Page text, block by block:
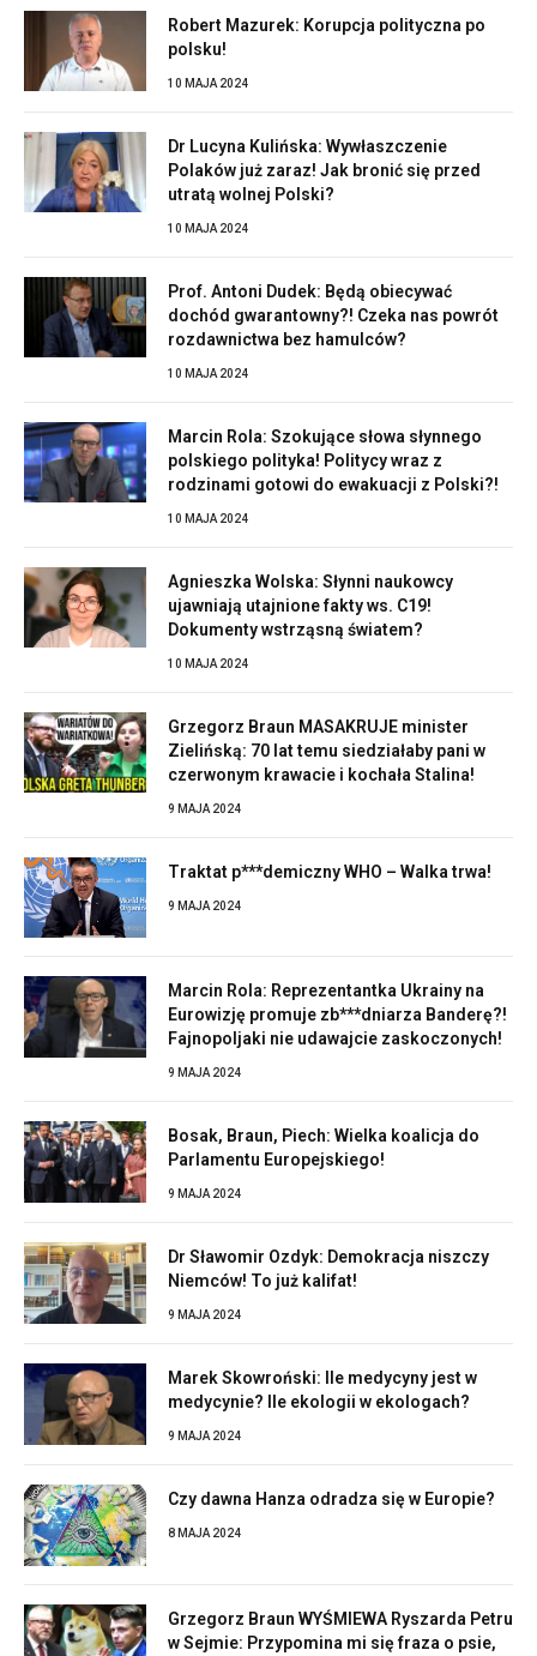
Robert Mazurek: Korupcja polityczna po
polsku!
10 MAJA 2024
Dr Lucyna Kulińska: Wywłaszczenie
Polaków już zaraz! Jak bronić się przed
utratą wolnej Polski?
10 MAJA 2024
Prof. Antoni Dudek: Będą obiecywać
dochód gwarantowny?! Czeka nas powrót
rozdawnictwa bez hamulców?
10 MAJA 2024
Marcin Rola: Szokujące słowa słynnego
polskiego polityka! Politycy wraz z
rodzinami gotowi do ewakuacji z Polski?!
10 MAJA 2024
Agnieszka Wolska: Słynni naukowcy
ujawniają utajnione fakty ws. C19!
Dokumenty wstrząsną światem?
10 MAJA 2024
Grzegorz Braun MASAKRUJE minister
Zielińską: 70 lat temu siedziałaby pani w
czerwonym krawacie i kochała Stalina!
9 MAJA 2024
Traktat p***demiczny WHO – Walka trwa!
9 MAJA 2024
Marcin Rola: Reprezentantka Ukrainy na
Eurowizję promuje zb***dniarza Banderę?!
Fajnopoljaki nie udawajcie zaskoczonych!
9 MAJA 2024
Bosak, Braun, Piech: Wielka koalicja do
Parlamentu Europejskiego!
9 MAJA 2024
Dr Sławomir Ozdyk: Demokracja niszczy
Niemców! To już kalifat!
9 MAJA 2024
Marek Skowroński: Ile medycyny jest w
medycynie? Ile ekologii w ekologach?
9 MAJA 2024
Czy dawna Hanza odradza się w Europie?
8 MAJA 2024
Grzegorz Braun WYŚMIEWA Ryszarda Petru
w Sejmie: Przypomina mi się fraza o psie,